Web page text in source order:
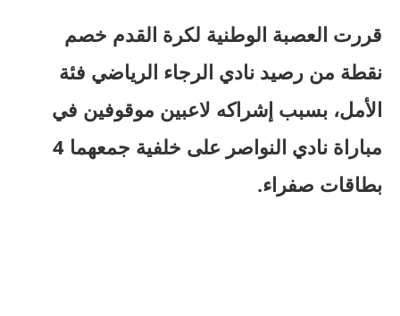
قررت العصبة الوطنية لكرة القدم خصم
نقطة من رصيد نادي الرجاء الرياضي فئة
الأمل، بسبب إشراكه لاعبين موقوفين في
مباراة نادي النواصر على خلفية جمعهما 4
بطاقات صفراء.